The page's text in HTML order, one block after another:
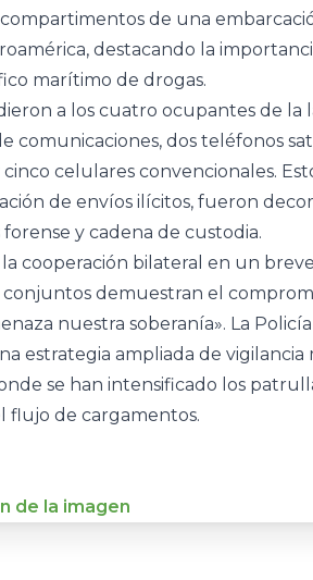
de una
destacando la
marítimo de drogas.
a los cuatro ocupantes de la
comunicaciones, dos teléfonos
celulares convencionales.
de envíos ilícitos, fueron
forense y cadena de custodia.
cooperación bilateral en un breve
demuestran el
nuestra soberanía». La Policía
estrategia ampliada de vigilancia
se han intensificado los
flujo de cargamentos.